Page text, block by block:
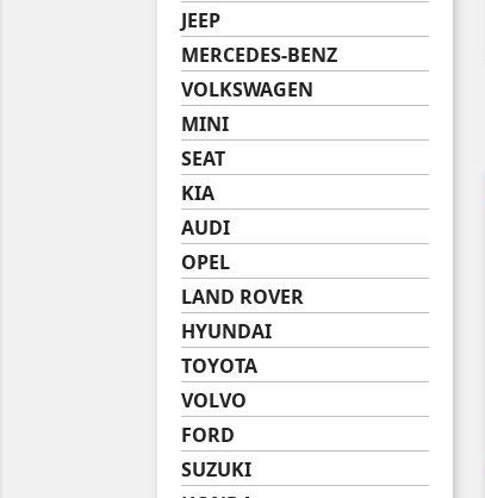
JEEP
MERCEDES-BENZ
VOLKSWAGEN
MINI
SEAT
KIA
AUDI
OPEL
LAND ROVER
HYUNDAI
TOYOTA
VOLVO
FORD
SUZUKI